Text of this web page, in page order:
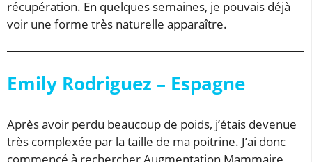
récupération. En quelques semaines, je pouvais déjà
voir une forme très naturelle apparaître.
Emily Rodriguez – Espagne
Après avoir perdu beaucoup de poids, j’étais devenue
très complexée par la taille de ma poitrine. J’ai donc